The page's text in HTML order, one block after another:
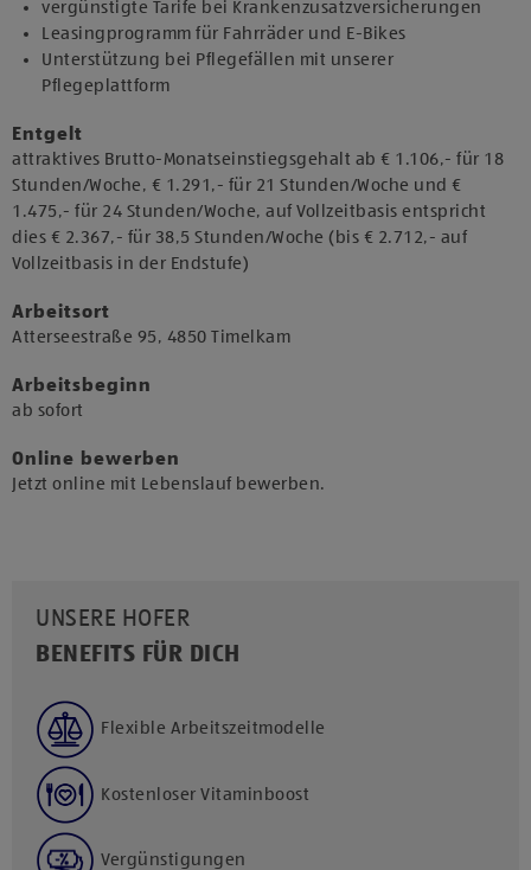
vergünstigte Tarife bei Krankenzusatzversicherungen
Leasingprogramm für Fahrräder und E-Bikes
Unterstützung bei Pflegefällen mit unserer
Pflegeplattform
Entgelt
attraktives Brutto-Monatseinstiegsgehalt ab € 1.106,- für 18
Stunden/Woche, € 1.291,- für 21 Stunden/Woche und €
1.475,- für 24 Stunden/Woche, auf Vollzeitbasis entspricht
dies € 2.367,- für 38,5 Stunden/Woche (bis € 2.712,- auf
Vollzeitbasis in der Endstufe)
Arbeitsort
​Atterseestraße 95, 4850 Timelkam​
Arbeitsbeginn
​ab sofort​
Online bewerben
Jetzt online mit Lebenslauf bewerben.
UNSERE HOFER
BENEFITS FÜR DICH
Flexible Arbeitszeitmodelle
Kostenloser Vitaminboost
Vergünstigungen